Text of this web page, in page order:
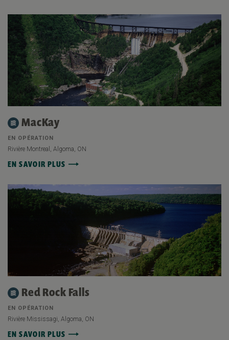
MacKay
EN OPÉRATION
Rivière Montreal, Algoma, ON
EN SAVOIR PLUS
Red Rock Falls
EN OPÉRATION
Rivière Mississagi, Algoma, ON
EN SAVOIR PLUS